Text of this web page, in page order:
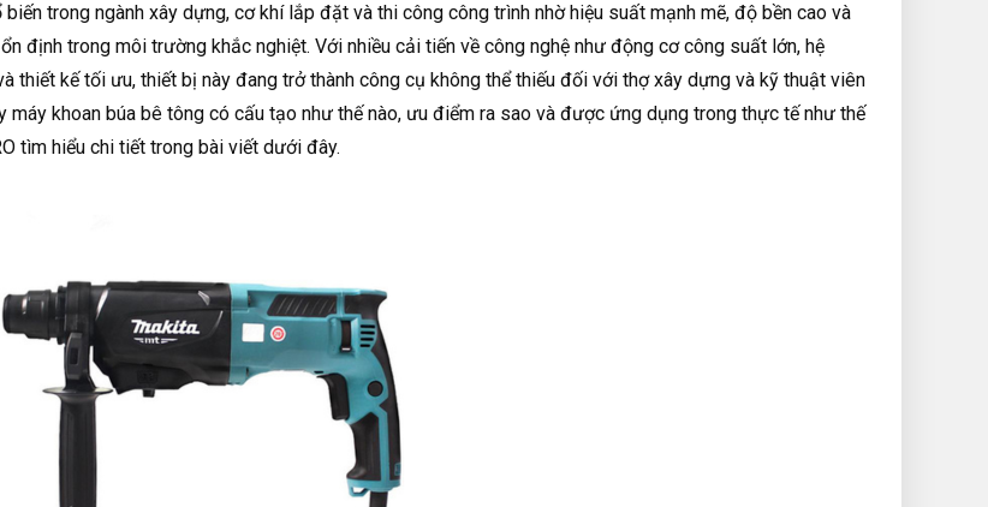
trong ngành xây dựng, cơ khí lắp đặt và thi công công trình nhờ hiệu suất mạnh mẽ, độ bền cao và
định trong môi trường khắc nghiệt. Với nhiều cải tiến về công nghệ như động cơ công suất lớn, hệ
thiết kế tối ưu, thiết bị này đang trở thành công cụ không thể thiếu đối với thợ xây dựng và kỹ thuật viên
máy khoan búa bê tông có cấu tạo như thế nào, ưu điểm ra sao và được ứng dụng trong thực tế như thế
tìm hiểu chi tiết trong bài viết dưới đây.